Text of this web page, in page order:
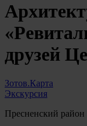
друзей
Зотов.Карта
Экскурсия
Пресненский район